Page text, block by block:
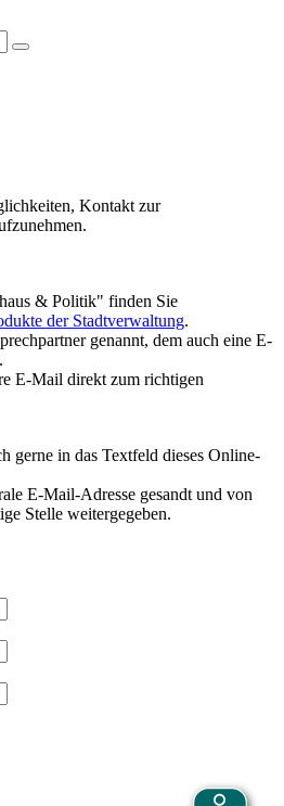
Kontakt zur
& Politik" finden Sie
der Stadtverwaltung.
genannt, dem auch eine E-
E-Mail direkt zum richtigen
gerne in das Textfeld dieses Online-
E-Mail-Adresse gesandt und von
Stelle weitergegeben.